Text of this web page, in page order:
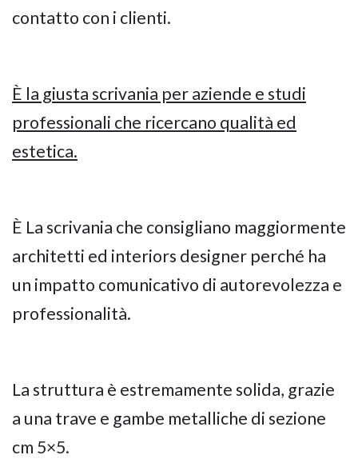
contatto con i clienti.
È la giusta scrivania per aziende e studi
professionali che ricercano qualità ed
estetica.
È La scrivania che consigliano maggiormente
architetti ed interiors designer perché ha
un impatto comunicativo di autorevolezza e
professionalità.
La struttura è estremamente solida, grazie
a una trave e gambe metalliche di sezione
cm 5×5.